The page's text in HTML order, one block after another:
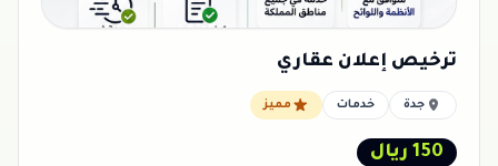
ترخيص إعلان عقاري
جدة خدمات مميز
150 ريال